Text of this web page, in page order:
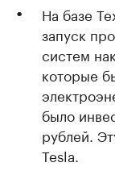
На базе
запуск
систем
которые
было
рублей.
Tesla.